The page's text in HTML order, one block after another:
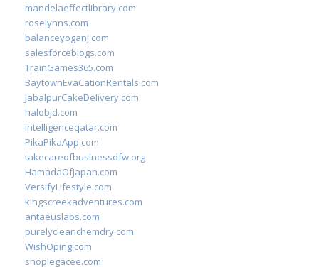
mandelaeffectlibrary.com
roselynns.com
balanceyoganj.com
salesforceblogs.com
TrainGames365.com
BaytownEvaCationRentals.com
JabalpurCakeDelivery.com
halobjd.com
intelligenceqatar.com
PikaPikaApp.com
takecareofbusinessdfw.org
HamadaOfJapan.com
VersifyLifestyle.com
kingscreekadventures.com
antaeuslabs.com
purelycleanchemdry.com
WishOping.com
shoplegacee.com